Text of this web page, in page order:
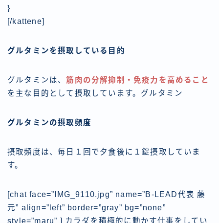
}
[/kattene]
グルタミンを摂取している目的
グルタミンは、筋肉の分解抑制・免疫力を高めること
を主な目的として摂取しています。グルタミン
グルタミンの摂取頻度
摂取頻度は、毎日１回で夕食後に１錠摂取 していま
す。
[chat face=”IMG_9110.jpg” name=”B-LEAD代表 藤
元” align=”left” border=”gray” bg=”none”
style=”maru” ] カラダを積極的に動かす仕事をしてい